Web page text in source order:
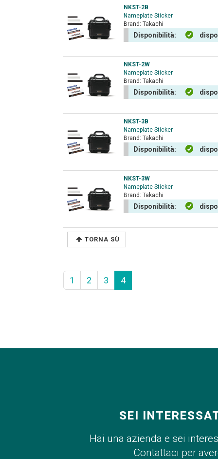
NKST-2B
Nameplate Sticker
Brand: Takachi
Disponibilità:
NKST-2W
Nameplate Sticker
Brand: Takachi
Disponibilità:
NKST-3B
Nameplate Sticker
Brand: Takachi
Disponibilità:
NKST-3W
Nameplate Sticker
Brand: Takachi
Disponibilità:
TORNA SÙ
1 2 3 4
SEI
Hai una azienda e sei
Contattaci per